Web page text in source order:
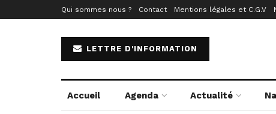
Qui sommes nous ? Contact Mentions légales et C.G.V
LETTRE D'INFORMATION
Accueil Agenda Actualité